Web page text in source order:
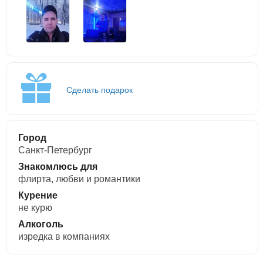
Сделать подарок
Город
Санкт-Петербург
Знакомлюсь для
флирта, любви и романтики
Курение
не курю
Алкоголь
изредка в компаниях